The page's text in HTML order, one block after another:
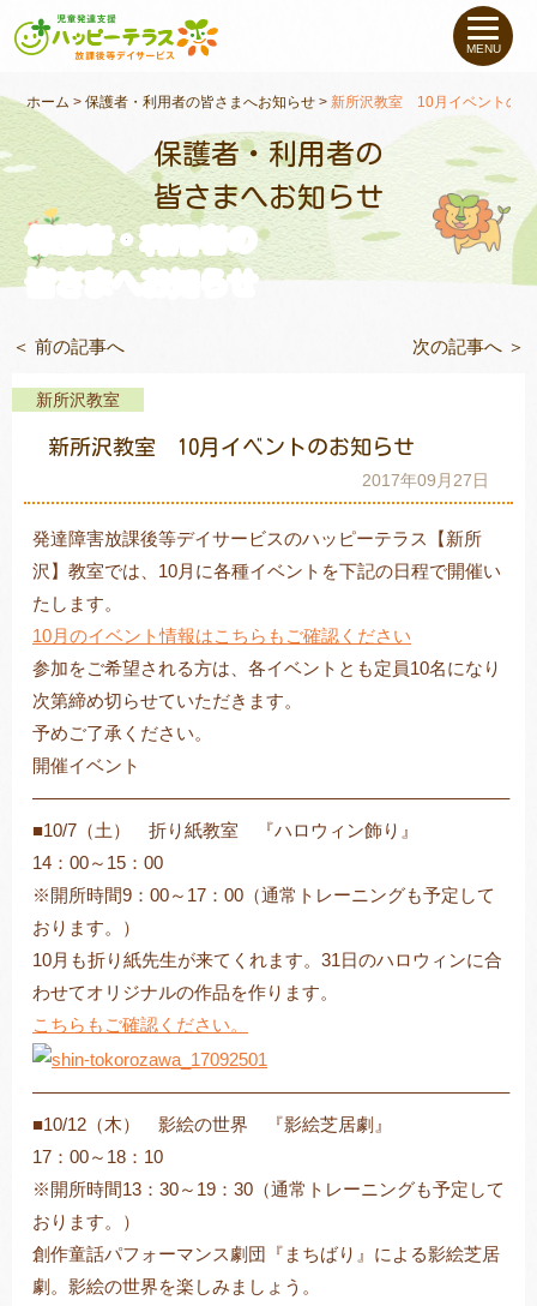
私たちについて
未就学のお子さま（０〜６才）
小学生〜高校生の お子さま
支援事例
教室一覧
トレキング DIDIM
MENU
ホーム >保護者・利用者の皆さまへお知らせ >新所沢教室 10月イベントのお
保護者・利用者の
皆さまへお知らせ
保護者・利用者の
皆さまへお知らせ
＜ 前の記事へ 次の記事へ ＞
新所沢教室
新所沢教室 10月イベントのお知らせ
2017年09月27日
発達障害放課後等デイサービスのハッピーテラス【新所
沢】教室では、10月に各種イベントを下記の日程で開催い
たします。
10月のイベント情報はこちらもご確認ください
参加をご希望される方は、各イベントとも定員10名になり
次第締め切らせていただきます。
予めご了承ください。
開催イベント
——————————————————————————–
■10/7（土） 折り紙教室 『ハロウィン飾り』
14：00～15：00
※開所時間9：00～17：00（通常トレーニングも予定して
おります。）
10月も折り紙先生が来てくれます。31日のハロウィンに合
わせてオリジナルの作品を作ります。
こちらもご確認ください。
——————————————————————————–
■10/12（木） 影絵の世界 『影絵芝居劇』
17：00～18：10
※開所時間13：30～19：30（通常トレーニングも予定して
おります。）
創作童話パフォーマンス劇団『まちばり』による影絵芝居
劇。影絵の世界を楽しみましょう。